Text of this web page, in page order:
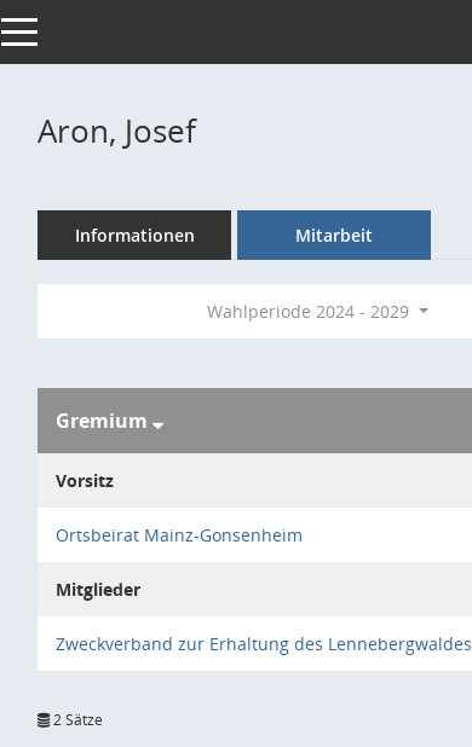
Toggle navigation
Aron, Josef
Informationen Mitarbeit
Wahlperiode 2024 - 2029
Gremium
Vorsitz
Ortsbeirat Mainz-Gonsenheim
Mitglieder
Zweckverband zur Erhaltung des Lennebergwaldes
2 Sätze